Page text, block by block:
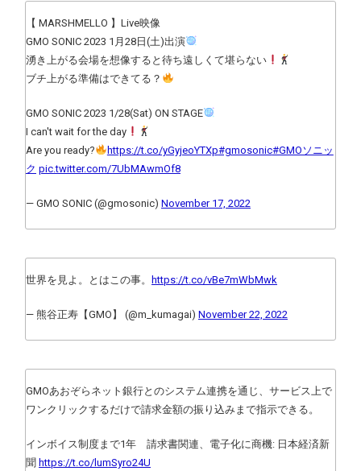
【 MARSHMELLO 】Live映像
GMO SONIC 2023 1月28日(土)出演
湧き上がる会場を想像すると待ち遠しくて堪らない
ブチ上がる準備はできてる？
GMO SONIC 2023 1/28(Sat) ON STAGE
I can't wait for the day
Are you ready?
https://t.co/yGyjeoYTXp#gmosonic#GMOソニッ
ク pic.twitter.com/7UbMAwmOf8
— GMO SONIC (@gmosonic) November 17, 2022
世界を見よ。とはこの事。 https://t.co/vBe7mWbMwk
— 熊谷正寿【GMO】 (@m_kumagai) November 22, 2022
GMOあおぞらネット銀行とのシステム連携を通じ、サービス上で
ワンクリックするだけで請求金額の振り込みまで指示できる。
インボイス制度まで1年 請求書関連、電子化に商機: 日本経済新
聞 https://t.co/lumSyro24U